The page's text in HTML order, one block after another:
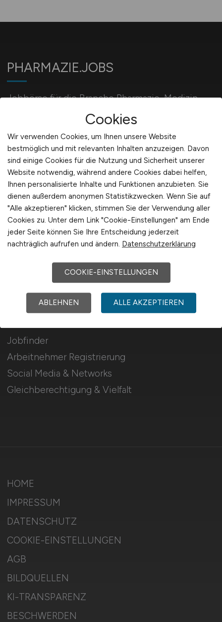
PHARMAZIE.JOBS
Jobbörse für die Branche Pharmazie, Medizin,
Biotechnologie und Chemie.
Für Arbeitnehmer
Jobfinder
Arbeitnehmer Registrierung
Social Media & Networks
Gleichberechtigung & Vielfalt
Für Arbeitgeber
Stellenanzeigen schalten
Mediadaten & Konditionen
Arbeitgeber Seite
Arbeitgeber Kontakt
Karrierenetzwerk
HOME
IMPRESSUM
DATENSCHUTZ
COOKIE-EINSTELLUNGEN
AGB
BILDQUELLEN
KI-TRANSPARENZ
BESCHWERDEN
Cookies
Wir verwenden Cookies, um Ihnen unsere Website
bestmöglich und mit relevanten Inhalten anzuzeigen. Davon
sind einige Cookies für die Nutzung und Sicherheit unserer
Website notwendig, während andere Cookies dabei helfen,
Ihnen personalisierte Inhalte und Funktionen anzubieten. Sie
dienen außerdem anonymen Statistikzwecken. Wenn Sie auf
"Alle akzeptieren" klicken, stimmen Sie der Verwendung aller
Cookies zu. Unter dem Link "Cookie-Einstellungen" am Ende
jeder Seite können Sie Ihre Entscheidung jederzeit
nachträglich aufrufen und ändern. Datenschutzerklärung
COOKIE-EINSTELLUNGEN
ABLEHNEN ALLE AKZEPTIEREN